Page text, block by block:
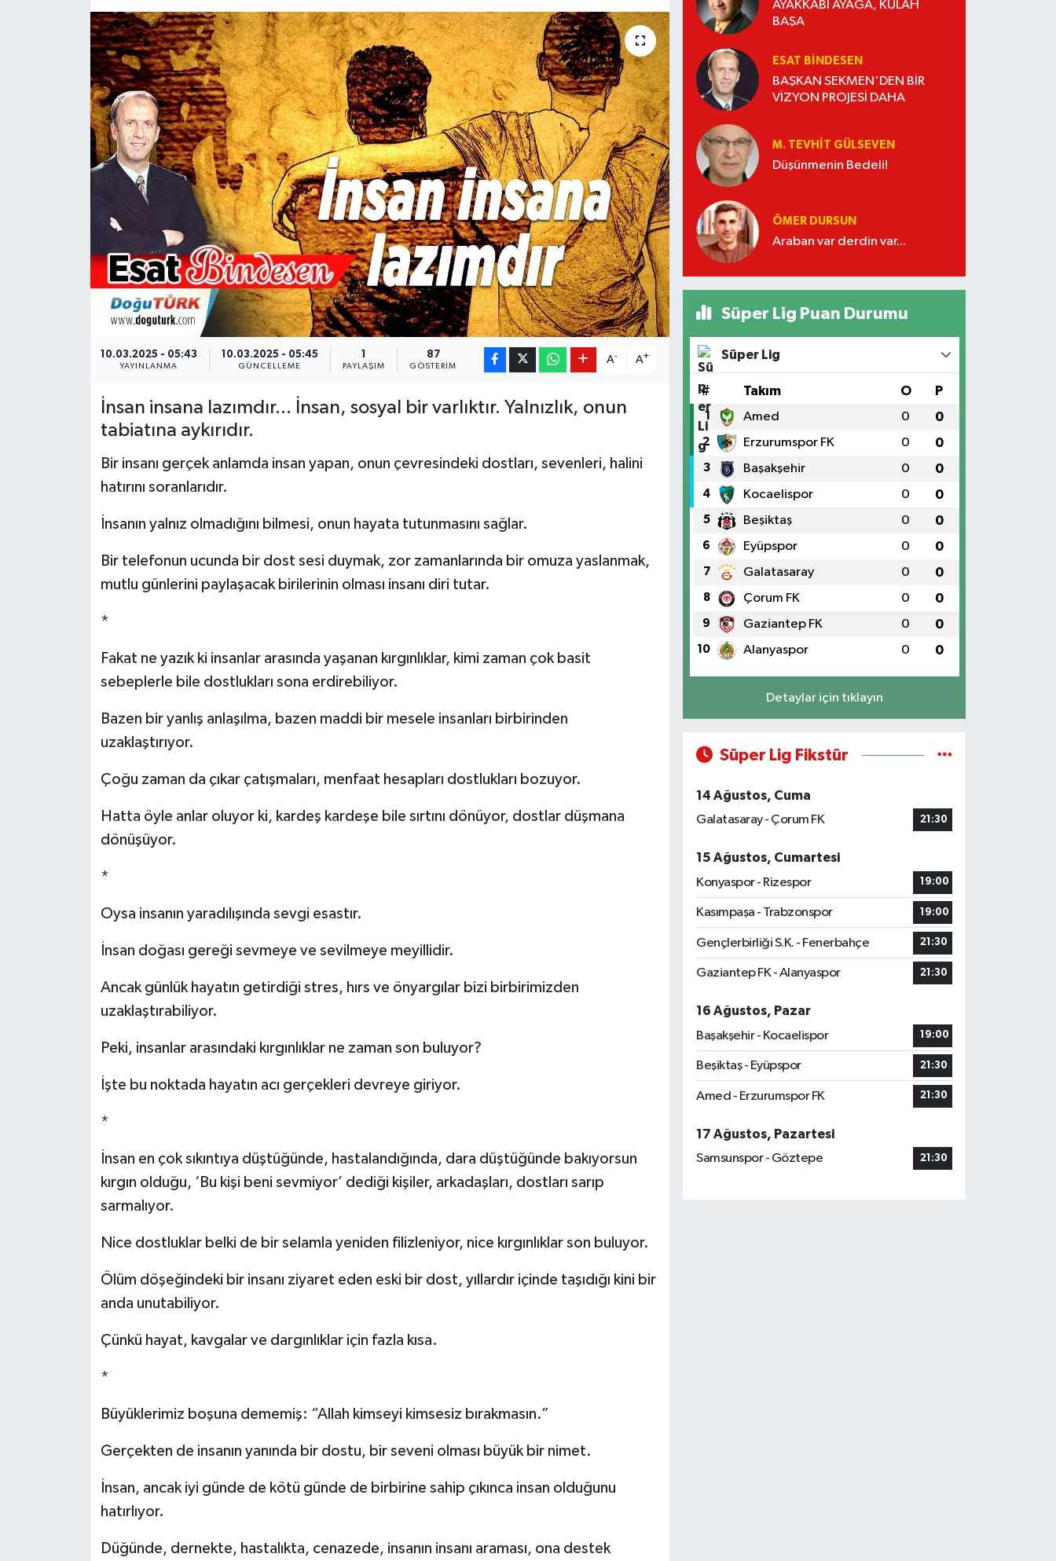
10.03.2025 - 05:43
YAYINLANMA
10.03.2025 - 05:45
GÜNCELLEME
1
PAYLAŞIM
87
GÖSTERIM
A- A+
İnsan insana lazımdır... İnsan, sosyal bir varlıktır. Yalnızlık, onun
tabiatına aykırıdır.
Bir insanı gerçek anlamda insan yapan, onun çevresindeki dostları, sevenleri, halini
hatırını soranlarıdır.
İnsanın yalnız olmadığını bilmesi, onun hayata tutunmasını sağlar.
Bir telefonun ucunda bir dost sesi duymak, zor zamanlarında bir omuza yaslanmak,
mutlu günlerini paylaşacak birilerinin olması insanı diri tutar.
*
Fakat ne yazık ki insanlar arasında yaşanan kırgınlıklar, kimi zaman çok basit
sebeplerle bile dostlukları sona erdirebiliyor.
Bazen bir yanlış anlaşılma, bazen maddi bir mesele insanları birbirinden
uzaklaştırıyor.
Çoğu zaman da çıkar çatışmaları, menfaat hesapları dostlukları bozuyor.
Hatta öyle anlar oluyor ki, kardeş kardeşe bile sırtını dönüyor, dostlar düşmana
dönüşüyor.
*
Oysa insanın yaradılışında sevgi esastır.
İnsan doğası gereği sevmeye ve sevilmeye meyillidir.
Ancak günlük hayatın getirdiği stres, hırs ve önyargılar bizi birbirimizden
uzaklaştırabiliyor.
Peki, insanlar arasındaki kırgınlıklar ne zaman son buluyor?
İşte bu noktada hayatın acı gerçekleri devreye giriyor.
*
İnsan en çok sıkıntıya düştüğünde, hastalandığında, dara düştüğünde bakıyorsun
kırgın olduğu, ‘Bu kişi beni sevmiyor’ dediği kişiler, arkadaşları, dostları sarıp
sarmalıyor.
Nice dostluklar belki de bir selamla yeniden filizleniyor, nice kırgınlıklar son buluyor.
Ölüm döşeğindeki bir insanı ziyaret eden eski bir dost, yıllardır içinde taşıdığı kini bir
anda unutabiliyor.
Çünkü hayat, kavgalar ve dargınlıklar için fazla kısa.
*
Büyüklerimiz boşuna dememiş: “Allah kimseyi kimsesiz bırakmasın.”
Gerçekten de insanın yanında bir dostu, bir seveni olması büyük bir nimet.
İnsan, ancak iyi günde de kötü günde de birbirine sahip çıkınca insan olduğunu
hatırlıyor.
Düğünde, dernekte, hastalıkta, cenazede, insanın insanı araması, ona destek
AYAKKABI AYAĞA, KÜLAH
BAŞA
ESAT BİNDESEN
BAŞKAN SEKMEN'DEN BİR
VİZYON PROJESİ DAHA
M. TEVHIT GÜLSEVEN
Düşünmenin Bedeli!
ÖMER DURSUN
Araban var derdin var...
Süper Lig Puan Durumu
Süper Lig
# Takım O P
1 Amed 0 0
2 Erzurumspor FK 0 0
3 Başakşehir 0 0
4 Kocaelispor 0 0
5 Beşiktaş 0 0
6 Eyüpspor 0 0
7 Galatasaray 0 0
8 Çorum FK 0 0
9 Gaziantep FK 0 0
10 Alanyaspor 0 0
Detaylar için tıklayın
Süper Lig Fikstür
14 Ağustos, Cuma
Galatasaray - Çorum FK
21:30
15 Ağustos, Cumartesi
Konyaspor - Rizespor
19:00
Kasımpaşa - Trabzonspor 19:00
Gençlerbirliği S.K. - Fenerbahçe 21:30
Gaziantep FK - Alanyaspor 21:30
16 Ağustos, Pazar
Başakşehir - Kocaelispor
19:00
Beşiktaş - Eyüpspor 21:30
Amed - Erzurumspor FK 21:30
17 Ağustos, Pazartesi
Samsunspor - Göztepe
21:30
KÜLTÜR-SANAT
Magazin
Politika